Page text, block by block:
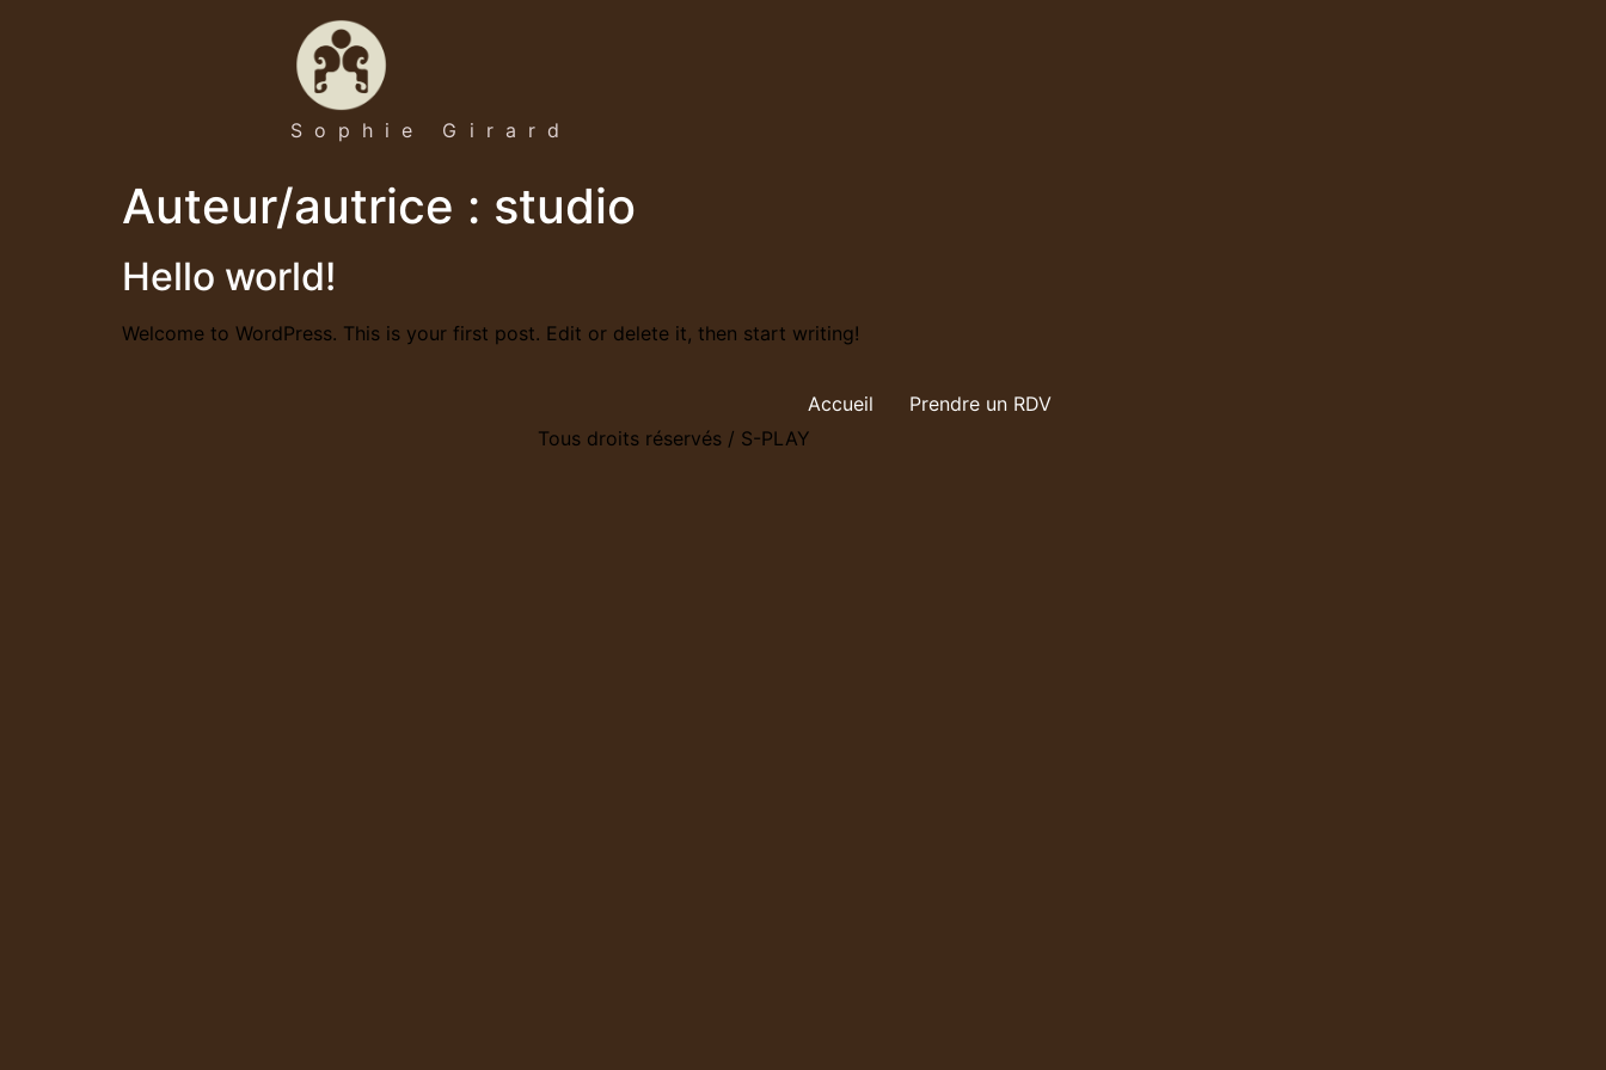
Sophie Girard
Auteur/autrice : studio
Hello world!
Welcome to WordPress. This is your first post. Edit or delete it, then start writing!
Accueil
Prendre un RDV
Tous droits réservés / S-PLAY